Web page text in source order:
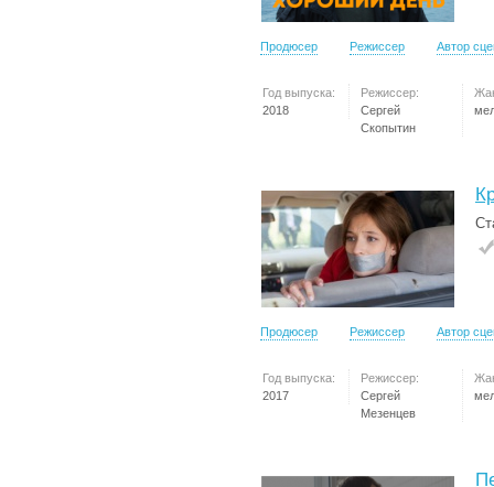
Продюсер Режиссер Автор
Год выпуска:
2018
Режиссер:
Сергей
Скопытин
Продюсер Режиссер Автор
Год выпуска:
2017
Режиссер:
Сергей
Мезенцев